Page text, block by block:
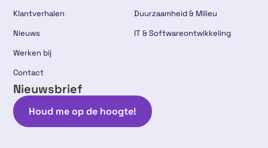
Klantverhalen
Nieuws
Werken bij
Contact
Duurzaamheid & Milieu
IT & Softwareontwikkeling
Nieuwsbrief
Houd me op de hoogte!